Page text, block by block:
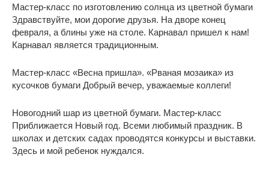
Мастер-класс по изготовлению солнца из цветной бумаги
Здравствуйте, мои дорогие друзья. На дворе конец
февраля, а блины уже на столе. Карнавал пришел к нам!
Карнавал является традиционным.
Мастер-класс «Весна пришла». «Рваная мозаика» из
кусочков бумаги Добрый вечер, уважаемые коллеги!
Новогодний шар из цветной бумаги. Мастер-класс
Приближается Новый год. Всеми любимый праздник. В
школах и детских садах проводятся конкурсы и выставки.
Здесь и мой ребенок нуждался.